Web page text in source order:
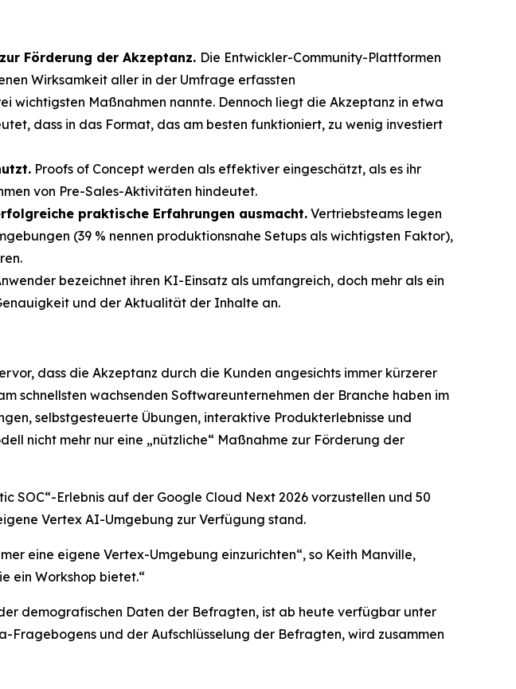
Förderung der Akzeptanz. Die Entwickler-Community-Plattformen
Wirksamkeit aller in der Umfrage erfassten
Maßnahmen nannte. Dennoch liegt die Akzeptanz in etwa
dass in das Format, das am besten funktioniert, zu wenig investiert
Proofs of Concept werden als effektiver eingeschätzt, als es ihr
von Pre-Sales-Aktivitäten hindeutet.
praktische Erfahrungen ausmacht. Vertriebsteams legen
(39 % nennen produktionsnahe Setups als wichtigsten Faktor),
bezeichnet ihren KI-Einsatz als umfangreich, doch mehr als ein
und der Aktualität der Inhalte an.
dass die Akzeptanz durch die Kunden angesichts immer kürzerer
schnellsten wachsenden Softwareunternehmen der Branche haben im
selbstgesteuerte Übungen, interaktive Produkterlebnisse und
nicht mehr nur eine „nützliche“ Maßnahme zur Förderung der
SOC“-Erlebnis auf der Google Cloud Next 2026 vorzustellen und 50
Vertex AI-Umgebung zur Verfügung stand.
eine eigene Vertex-Umgebung einzurichten“, so Keith Manville,
ein Workshop bietet.“
demografischen Daten der Befragten, ist ab heute verfügbar unter
und der Aufschlüsselung der Befragten, wird zusammen